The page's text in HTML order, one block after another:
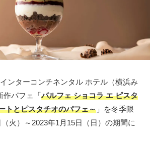
ンターコンチネンタル ホテル（横浜み
作パフェ「パルフェ ショコラ エ ピスタ
トとピスタチオのパフェ～ 」を冬季限
火）～2023年1月15日（日）の期間に